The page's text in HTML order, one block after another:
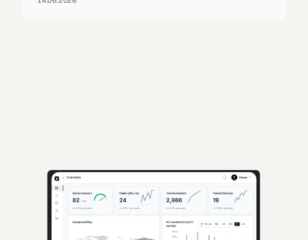
strukturierten Closing-Prozess.
KI-gestützte Erkenntnisse für Gründer, die Kapital einwerben, und
Investoren, die hochwertige Deals suchen.